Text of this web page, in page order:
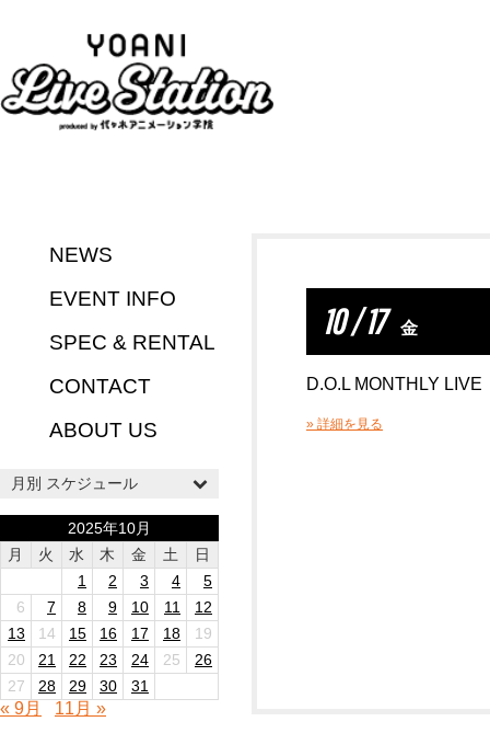
NEWS
EVENT INFO
SPEC & RENTAL
CONTACT
ABOUT US
月別 スケジュール
2025年10月
月
火 水 木 金 土
日
1
2 3 4
5
6
7 8 9 10 11
12
13
14 15 16 17 18
19
20
21 22 23 24 25
26
27
28 29 30 31
« 9月 11月 »
10 / 17 金
D.O.L MONTHLY LIVE
» 詳細を見る